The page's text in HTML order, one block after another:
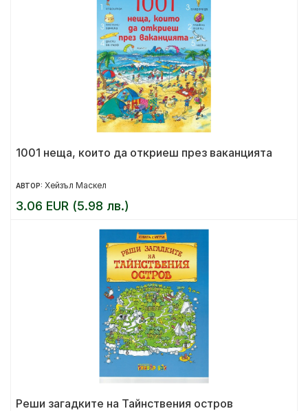
1001 неща, които да откриеш през ваканцията
АВТОР: Хейзъл Маскел
3.06 EUR (5.98 лв.)
Реши загадките на Тайнствения остров